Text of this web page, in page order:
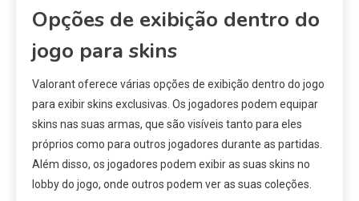
Opções de exibição dentro do
jogo para skins
Valorant oferece várias opções de exibição dentro do jogo
para exibir skins exclusivas. Os jogadores podem equipar
skins nas suas armas, que são visíveis tanto para eles
próprios como para outros jogadores durante as partidas.
Além disso, os jogadores podem exibir as suas skins no
lobby do jogo, onde outros podem ver as suas coleções.